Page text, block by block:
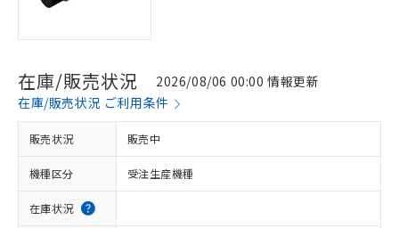
在庫/販売状況
2026/08/06 00:00 情報更新
在庫/販売状況 ご利用条件
販売状況 販売中
機種区分 受注生産機種
在庫状況